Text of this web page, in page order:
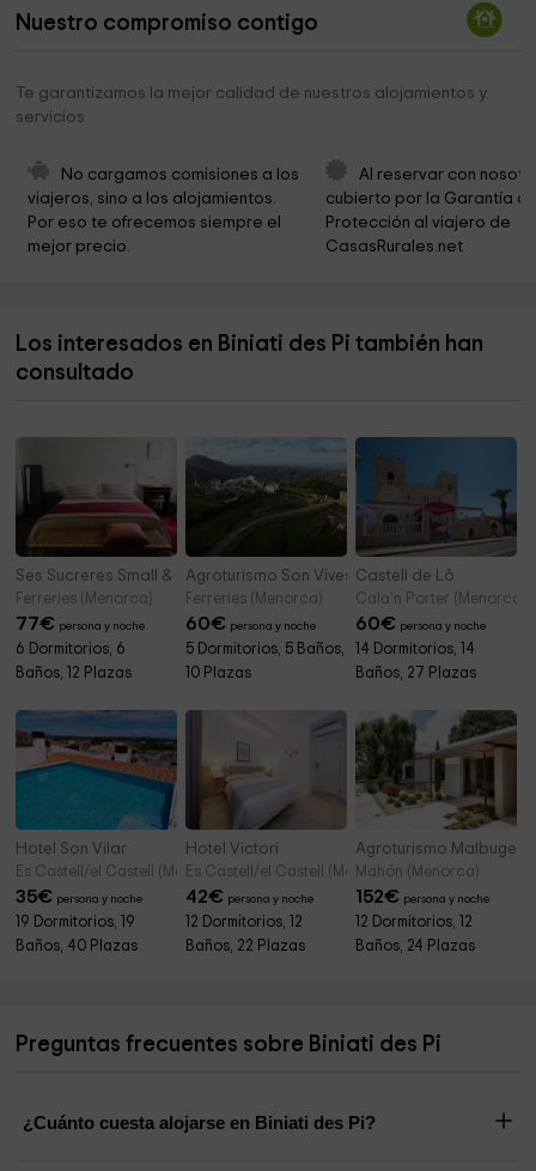
Ayuntamiento De Sant Lluis 2,9 km
Ayuntamiento de Maó
Iglesia Evangelica de Menorca
Salón del Reino de los Testigos de Jehová
caminamenorca.com 4,7 km
Ayuntamiento de Maó 4,8 km
Nuestro compromiso contigo
Te garantizamos la mejor calidad de nuestros alojamientos y
servicios
No cargamos comisiones a los
viajeros, sino a los alojamientos.
Por eso te ofrecemos siempre el
mejor precio.
Al reservar con
cubierto por la Garantía
Protección al viajero de
CasasRurales.net
Los interesados en Biniati des Pi también han
consultado
Ses Sucreres Small & Slow Hotel
Ferreries (Menorca)
77€ persona y noche
6 Dormitorios, 6
Baños, 12 Plazas
Agroturismo Son Vives Menorca
Ferreries (Menorca)
60€ persona y noche
5 Dormitorios, 5 Baños,
10 Plazas
Castell de Lô
Cala'n Porter (Menorca)
60€ persona y noche
14 Dormitorios, 14
Baños, 27 Plazas
Hotel Son Vilar
Es Castell/el Castell (Menorca)
35€ persona y noche
19 Dormitorios, 19
Baños, 40 Plazas
Hotel Victori
Es Castell/el Castell (Menorca)
42€ persona y noche
12 Dormitorios, 12
Baños, 22 Plazas
Agroturismo Malbuger
Mahón (Menorca)
152€ persona y noche
12 Dormitorios, 12
Baños, 24 Plazas
Preguntas frecuentes sobre Biniati des Pi
¿Cuánto cuesta alojarse en Biniati des Pi?